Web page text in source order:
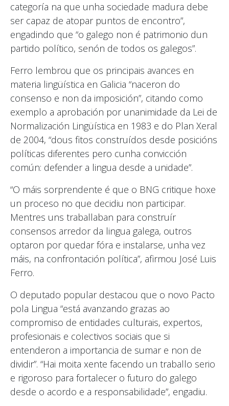
categoría na que unha sociedade madura debe
ser capaz de atopar puntos de encontro”,
engadindo que “o galego non é patrimonio dun
partido político, senón de todos os galegos”.
Ferro lembrou que os principais avances en
materia lingüística en Galicia “naceron do
consenso e non da imposición”, citando como
exemplo a aprobación por unanimidade da Lei de
Normalización Lingüística en 1983 e do Plan Xeral
de 2004, “dous fitos construídos desde posicións
políticas diferentes pero cunha convicción
común: defender a lingua desde a unidade”.
“O máis sorprendente é que o BNG critique hoxe
un proceso no que decidiu non participar.
Mentres uns traballaban para construír
consensos arredor da lingua galega, outros
optaron por quedar fóra e instalarse, unha vez
máis, na confrontación política”, afirmou José Luis
Ferro.
O deputado popular destacou que o novo Pacto
pola Lingua “está avanzando grazas ao
compromiso de entidades culturais, expertos,
profesionais e colectivos sociais que si
entenderon a importancia de sumar e non de
dividir”. “Hai moita xente facendo un traballo serio
e rigoroso para fortalecer o futuro do galego
desde o acordo e a responsabilidade”, engadiu.